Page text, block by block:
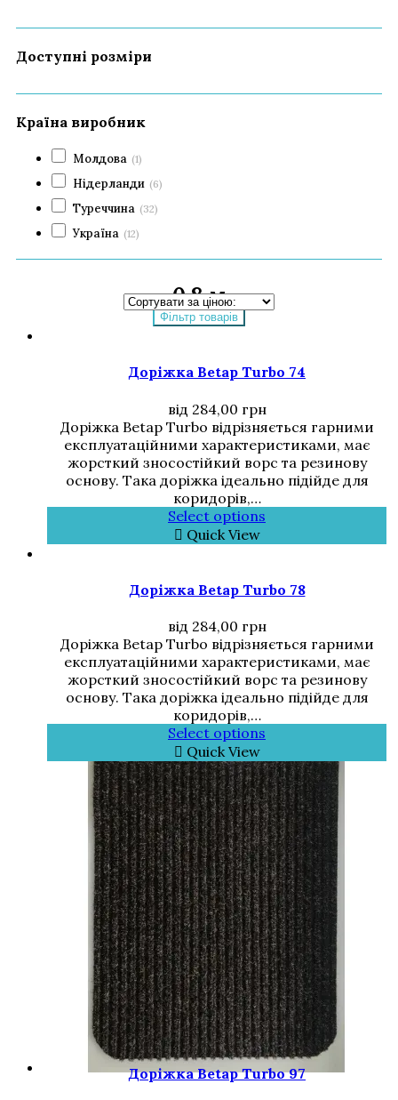
Доступні розміри
Країна виробник
Молдова (1)
Нідерланди (6)
Туреччина (32)
Україна (12)
0,8 м
Фільтр товарів
Доріжка Betap Turbo 74
від 284,00 грн
Доріжка Betap Turbo відрізняється гарними
експлуатаційними характеристиками, має
жорсткий зносостійкий ворс та резинову
основу. Така доріжка ідеально підійде для
коридорів,…
Select options
Quick View
Доріжка Betap Turbo 78
від 284,00 грн
Доріжка Betap Turbo відрізняється гарними
експлуатаційними характеристиками, має
жорсткий зносостійкий ворс та резинову
основу. Така доріжка ідеально підійде для
коридорів,…
Select options
Quick View
Доріжка Betap Turbo 97